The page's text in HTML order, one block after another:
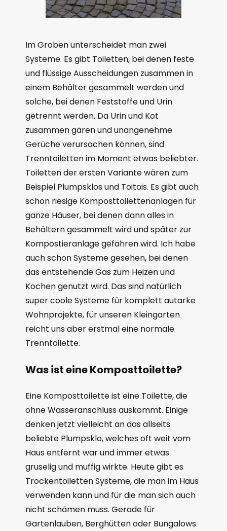
Im Groben unterscheidet man zwei
Systeme. Es gibt Toiletten, bei denen feste
und flüssige Ausscheidungen zusammen in
einem Behälter gesammelt werden und
solche, bei denen Feststoffe und Urin
getrennt werden. Da Urin und Kot
zusammen gären und unangenehme
Gerüche verursachen können, sind
Trenntoiletten im Moment etwas beliebter.
Toiletten der ersten Variante wären zum
Beispiel Plumpsklos und Toitois. Es gibt auch
schon riesige Komposttoilettenanlagen für
ganze Häuser, bei denen dann alles in
Behältern gesammelt wird und später zur
Kompostieranlage gefahren wird. Ich habe
auch schon Systeme gesehen, bei denen
das entstehende Gas zum Heizen und
Kochen genutzt wird. Das sind natürlich
super coole Systeme für komplett autarke
Wohnprojekte, für unseren Kleingarten
reicht uns aber erstmal eine normale
Trenntoilette.
Was ist eine Komposttoilette?
Eine Komposttoilette ist eine Toilette, die
ohne Wasseranschluss auskommt. Einige
denken jetzt vielleicht an das allseits
beliebte Plumpsklo, welches oft weit vom
Haus entfernt war und immer etwas
gruselig und muffig wirkte. Heute gibt es
Trockentoiletten Systeme, die man im Haus
verwenden kann und für die man sich auch
nicht schämen muss. Gerade für
Gartenlauben, Berghütten oder Bungalows